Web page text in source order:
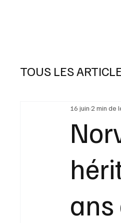
TOUS LES
INFOS FLASH
ans
16 juin 2 min de